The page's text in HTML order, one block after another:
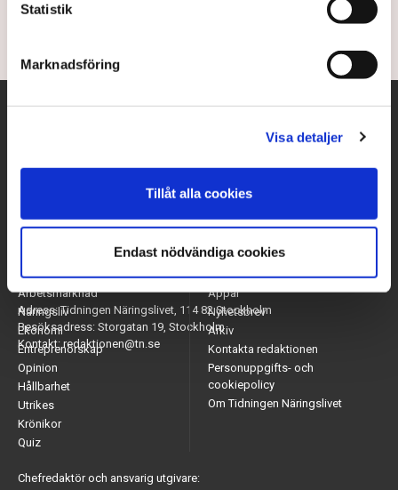
Statistik
Marknadsföring
Visa detaljer
Tillåt alla cookies
Endast nödvändiga cookies
Adress: Tidningen Näringslivet, 114 82 Stockholm
Besöksadress: Storgatan 19, Stockholm
Kontakt: redaktionen@tn.se
Arbetsmarknad
Näringsliv
Ekonomi
Entreprenörskap
Opinion
Hållbarhet
Utrikes
Krönikor
Quiz
Appar
Nyhetsbrev
Arkiv
Kontakta redaktionen
Personuppgifts- och
cookiepolicy
Om Tidningen Näringslivet
Chefredaktör och ansvarig utgivare: